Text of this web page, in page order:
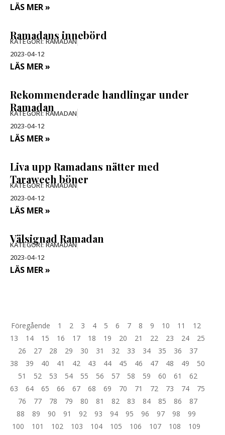
LÄS MER »
Ramadans innebörd
KATEGORI:RAMADAN
2023-04-12
LÄS MER »
Rekommenderade handlingar under
Ramadan
KATEGORI:RAMADAN
2023-04-12
LÄS MER »
Liva upp Ramadans nätter med
Taraweeh böner
KATEGORI:RAMADAN
2023-04-12
LÄS MER »
Välsignad Ramadan
KATEGORI:RAMADAN
2023-04-12
LÄS MER »
Föregående 1 2 3 4 5 6 7 8 9 10 11
12
13
14 15 16 17 18 19 20 21 22 23 24
25
26
27 28 29 30 31 32 33 34 35 36
37
38
39 40 41 42 43 44 45 46 47 48 49
50
51
52 53 54 55 56 57 58 59 60 61
62
63
64 65 66 67 68 69 70 71 72 73 74
75
76
77 78 79 80 81 82 83 84 85 86
87
88
89 90 91 92 93 94 95 96 97 98
99
100
101 102 103 104 105 106 107 108
109